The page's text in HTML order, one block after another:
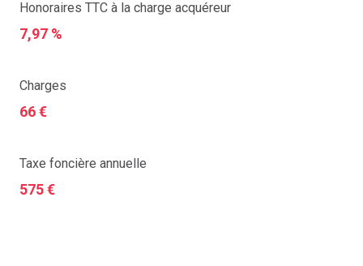
Honoraires TTC à la charge acquéreur
7,97 %
Charges
66 €
Taxe foncière annuelle
575 €